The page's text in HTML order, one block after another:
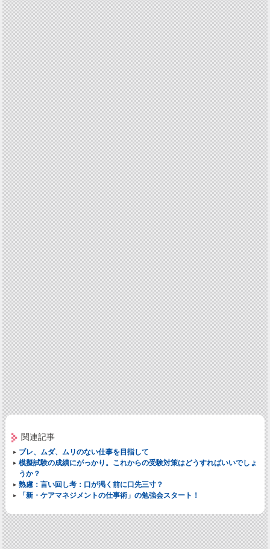
関連記事
ブレ、ムダ、ムリのない仕事を目指して
模擬試験の成績にがっかり。これからの受験対策はどうすればいいでしょ
うか？
熟慮：言い回し考：口が渇く前に口先三寸？
「新・ケアマネジメントの仕事術」の勉強会スタート！